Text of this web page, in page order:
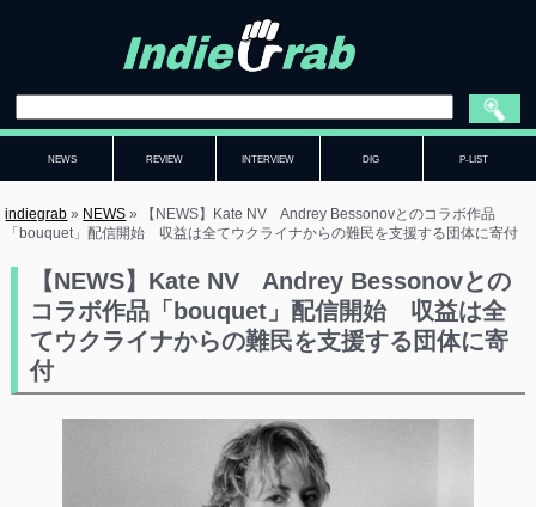
NEWS REVIEW INTERVIEW DIG P-LIST
indiegrab » NEWS »
【NEWS】Kate NV Andrey Bessonovとのコラボ作品
「bouquet」配信開始 収益は全てウクライナからの難民を支援する団体に寄付
【NEWS】Kate NV Andrey Bessonovとの
コラボ作品「bouquet」配信開始 収益は全
てウクライナからの難民を支援する団体に寄
付